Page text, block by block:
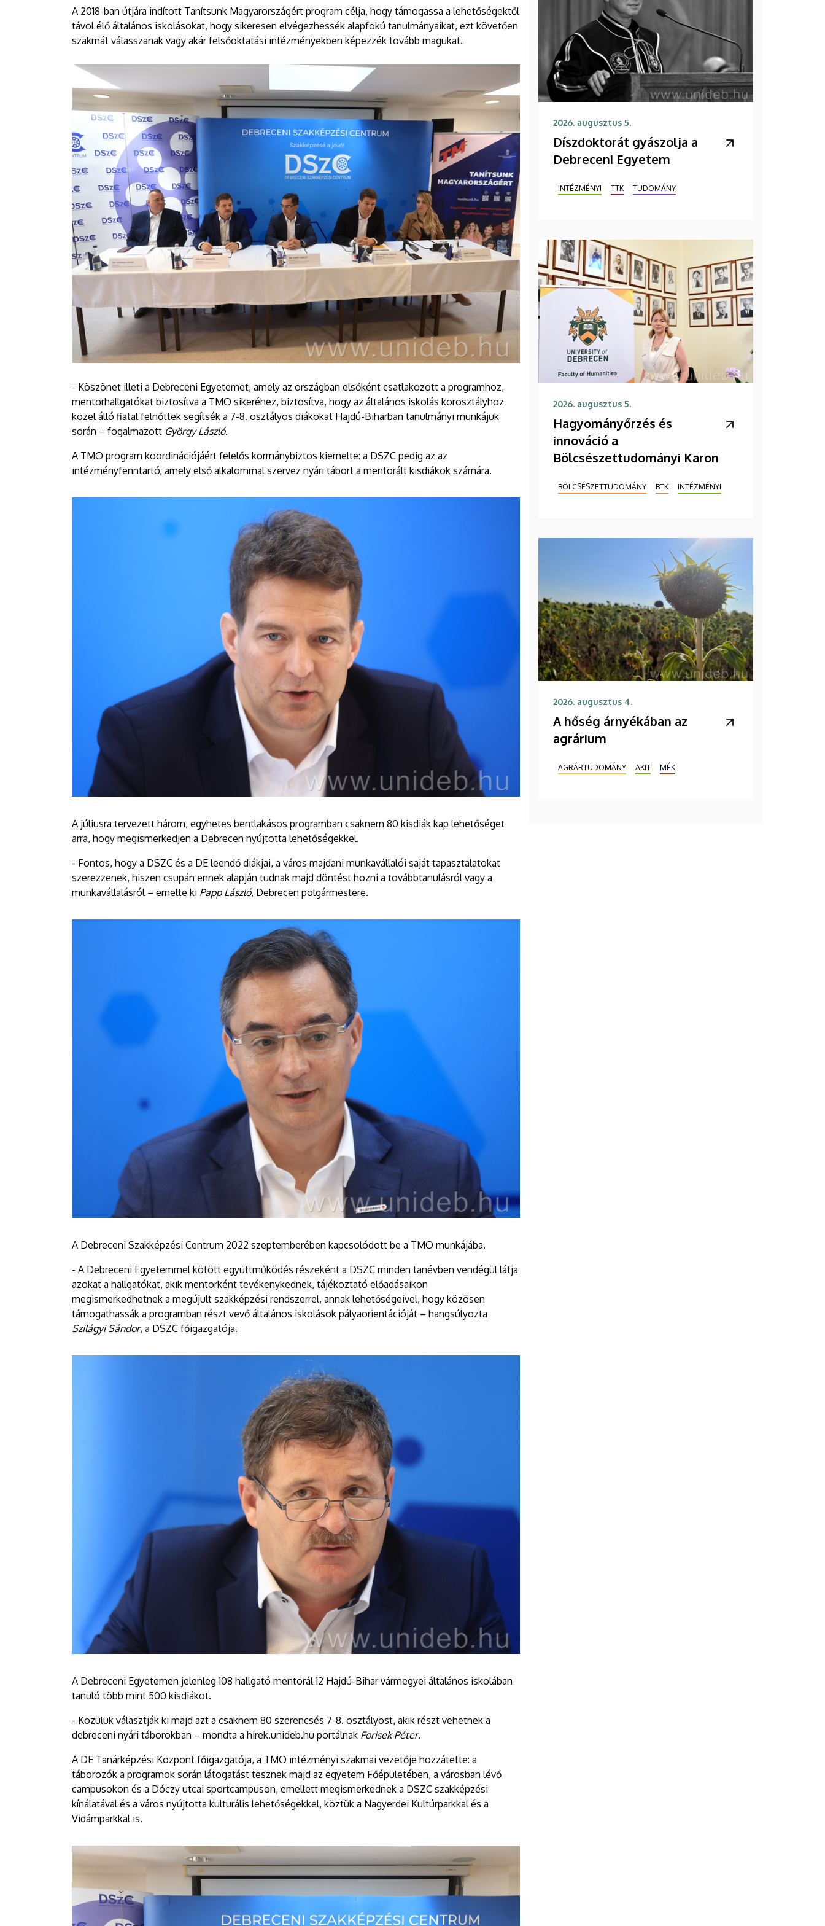
A 2018-ban útjára indított Tanítsunk Magyarországért program célja, hogy támogassa a lehetőségektől
távol élő általános iskolásokat, hogy sikeresen elvégezhessék alapfokú tanulmányaikat, ezt követően
szakmát válasszanak vagy akár felsőoktatási intézményekben képezzék tovább magukat.
- Köszönet illeti a Debreceni Egyetemet, amely az országban elsőként csatlakozott a programhoz,
mentorhallgatókat biztosítva a TMO sikeréhez, biztosítva, hogy az általános iskolás korosztályhoz
közel álló fiatal felnőttek segítsék a 7-8. osztályos diákokat Hajdú-Biharban tanulmányi munkájuk
során – fogalmazott György László.
A TMO program koordinációjáért felelős kormánybiztos kiemelte: a DSZC pedig az az
intézményfenntartó, amely első alkalommal szervez nyári tábort a mentorált kisdiákok számára.
A júliusra tervezett három, egyhetes bentlakásos programban csaknem 80 kisdiák kap lehetőséget
arra, hogy megismerkedjen a Debrecen nyújtotta lehetőségekkel.
- Fontos, hogy a DSZC és a DE leendő diákjai, a város majdani munkavállalói saját tapasztalatokat
szerezzenek, hiszen csupán ennek alapján tudnak majd döntést hozni a továbbtanulásról vagy a
munkavállalásról – emelte ki Papp László, Debrecen polgármestere.
A Debreceni Szakképzési Centrum 2022 szeptemberében kapcsolódott be a TMO munkájába.
- A Debreceni Egyetemmel kötött együttműködés részeként a DSZC minden tanévben vendégül látja
azokat a hallgatókat, akik mentorként tevékenykednek, tájékoztató előadásaikon
megismerkedhetnek a megújult szakképzési rendszerrel, annak lehetőségeivel, hogy közösen
támogathassák a programban részt vevő általános iskolások pályaorientációját – hangsúlyozta
Szilágyi Sándor, a DSZC főigazgatója.
A Debreceni Egyetemen jelenleg 108 hallgató mentorál 12 Hajdú-Bihar vármegyei általános iskolában
tanuló több mint 500 kisdiákot.
- Közülük választják ki majd azt a csaknem 80 szerencsés 7-8. osztályost, akik részt vehetnek a
debreceni nyári táborokban – mondta a hirek.unideb.hu portálnak Forisek Péter.
A DE Tanárképzési Központ főigazgatója, a TMO intézményi szakmai vezetője hozzátette: a
táborozók a programok során látogatást tesznek majd az egyetem Főépületében, a városban lévő
campusokon és a Dóczy utcai sportcampuson, emellett megismerkednek a DSZC szakképzési
kínálatával és a város nyújtotta kulturális lehetőségekkel, köztük a Nagyerdei Kultúrparkkal és a
Vidámparkkal is.
2026. augusztus 5.
Díszdoktorát gyászolja a
Debreceni Egyetem
INTÉZMÉNYI TTK TUDOMÁNY
2026. augusztus 5.
Hagyományőrzés és
innováció a
Bölcsészettudományi Karon
BÖLCSÉSZETTUDOMÁNY BTK INTÉZMÉNYI
2026. augusztus 4.
A hőség árnyékában az
agrárium
AGRÁRTUDOMÁNY AKIT MÉK